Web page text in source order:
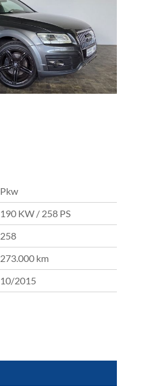
Pkw
190 KW / 258 PS
258
273.000 km
10/2015